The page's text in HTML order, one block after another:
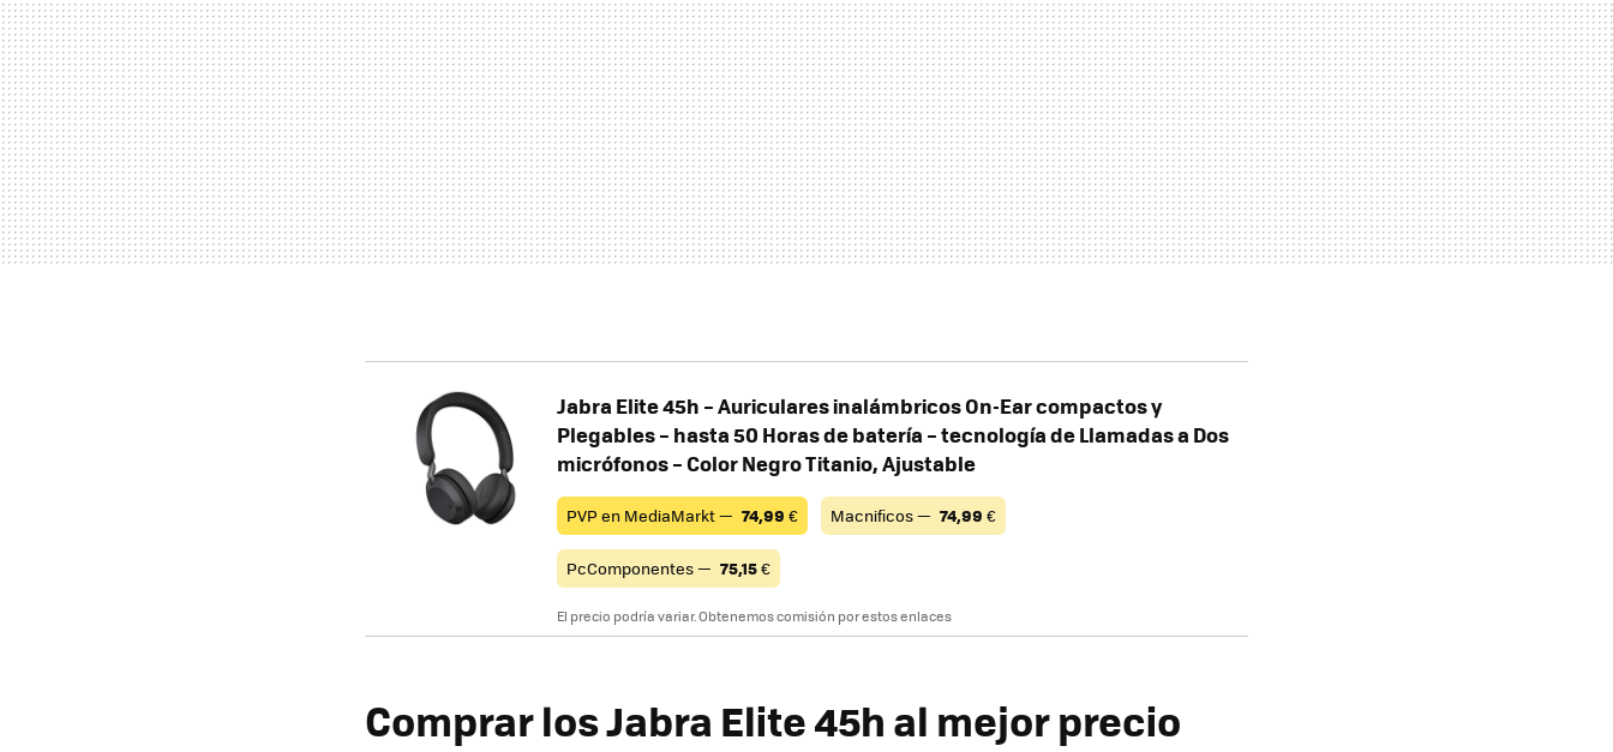
Jabra Elite 45h – Auriculares inalámbricos On-Ear compactos y
Plegables – hasta 50 Horas de batería – tecnología de Llamadas a Dos
micrófonos – Color Negro Titanio, Ajustable
PVP en MediaMarkt — 74,99 € Macnificos — 74,99 €
PcComponentes — 75,15€
El precio podría variar. Obtenemos comisión por estos enlaces
Comprar los Jabra Elite 45h al mejor precio